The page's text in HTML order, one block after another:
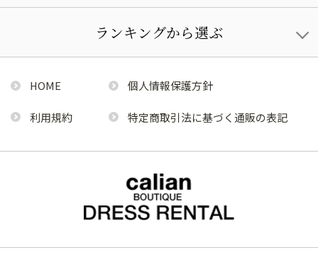
ランキングから選ぶ
HOME 個人情報保護方針
利用規約 特定商取引法に基づく通販の表記